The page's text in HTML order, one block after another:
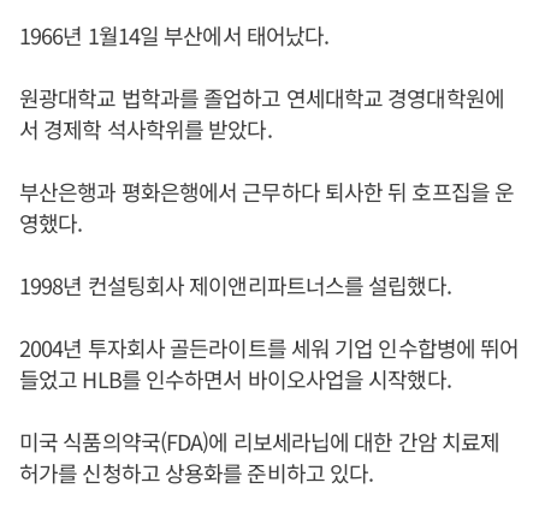
1966년 1월14일 부산에서 태어났다.
원광대학교 법학과를 졸업하고 연세대학교 경영대학원에
서 경제학 석사학위를 받았다.
부산은행과 평화은행에서 근무하다 퇴사한 뒤 호프집을 운
영했다.
1998년 컨설팅회사 제이앤리파트너스를 설립했다.
2004년 투자회사 골든라이트를 세워 기업 인수합병에 뛰어
들었고 HLB를 인수하면서 바이오사업을 시작했다.
미국 식품의약국(FDA)에 리보세라닙에 대한 간암 치료제
허가를 신청하고 상용화를 준비하고 있다.